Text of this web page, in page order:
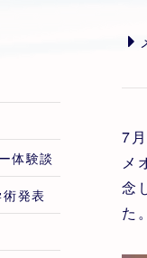
7
メ
念
た
体験談
発表